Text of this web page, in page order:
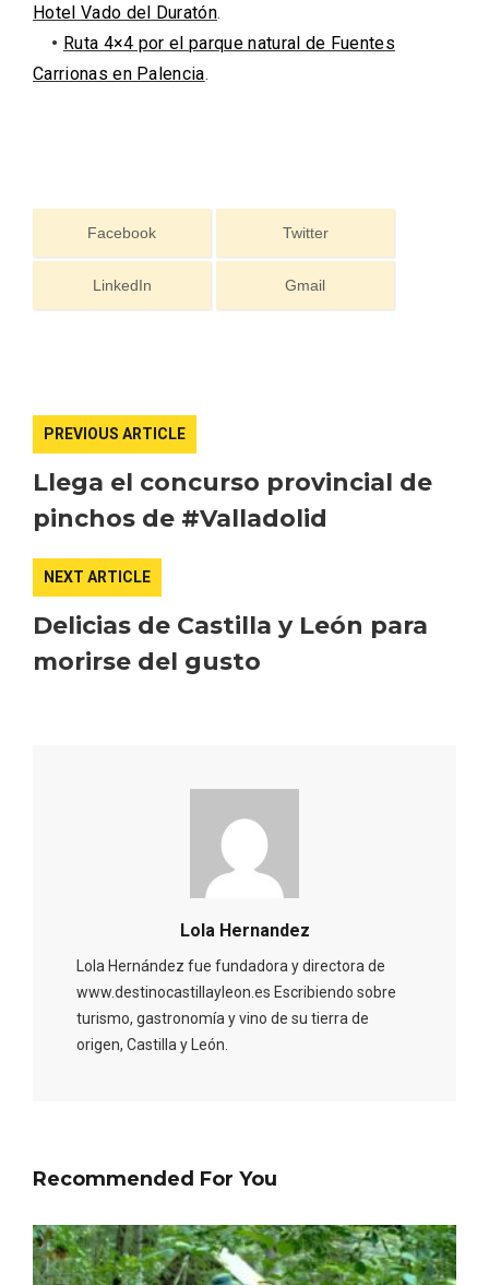
Hotel Vado del Duratón.
• Ruta 4×4 por el parque natural de Fuentes
Carrionas en Palencia.
Facebook Twitter
LinkedIn Gmail
PREVIOUS ARTICLE
Llega el concurso provincial de
pinchos de #Valladolid
NEXT ARTICLE
Delicias de Castilla y León para
morirse del gusto
Lola Hernandez
Lola Hernández fue fundadora y directora de
www.destinocastillayleon.es Escribiendo sobre
turismo, gastronomía y vino de su tierra de
origen, Castilla y León.
Recommended For You
El Espinar, un pueblo oculto de la Sierra
de Guadarrama en su vertiente
segoviana
Recorre los fiordos leoneses en Riaño